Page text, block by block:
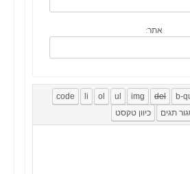
אתר: